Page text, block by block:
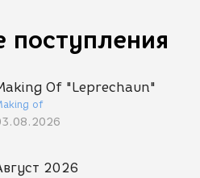
поступления
Of "Leprechaun"
of
2026